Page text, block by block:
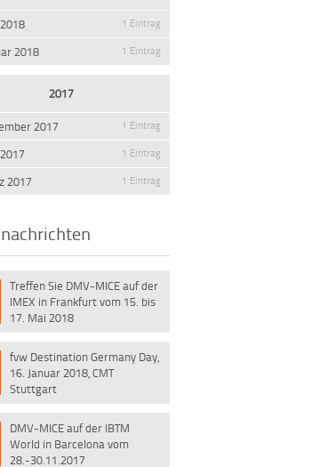
1 Eintrag
2018 1 Eintrag
2017
2017 1 Eintrag
1 Eintrag
2017 1 Eintrag
Treffen Sie DMV-MICE auf der
IMEX in Frankfurt vom 15. bis
17. Mai 2018
fvw Destination Germany Day,
16. Januar 2018, CMT
Stuttgart
DMV-MICE auf der IBTM
World in Barcelona vom
28.-30.11.2017